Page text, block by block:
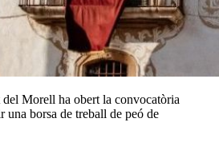
Morell ha obert la convocatòria
una borsa de treball de peó de